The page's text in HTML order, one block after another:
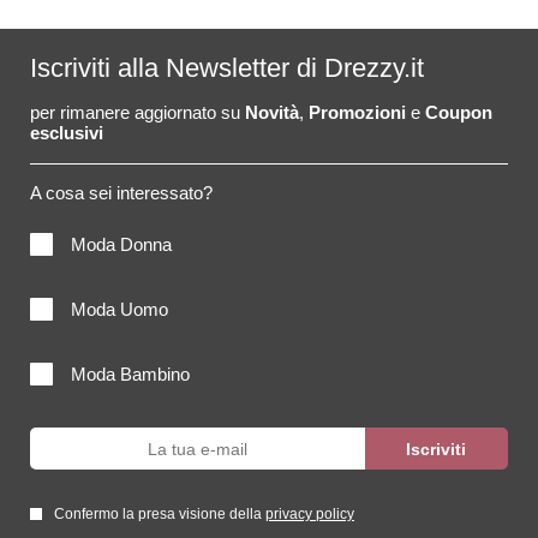
Iscriviti alla Newsletter di Drezzy.it
per rimanere aggiornato su Novità, Promozioni e Coupon
esclusivi
A cosa sei interessato?
Moda Donna
Moda Uomo
Moda Bambino
Confermo la presa visione della privacy policy